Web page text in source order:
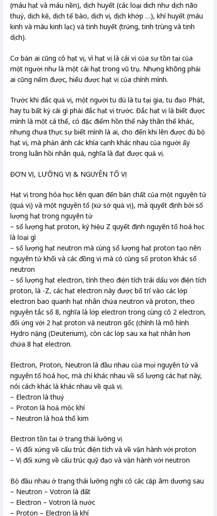
(máu hạt và máu nền), dịch huyết (các loại dich như dịch não
thuỷ, dịch kẽ, dịch tế bào, dịch vị, dịch khớp …), khí huyết (máu
kinh và máu kinh lạc) và tinh huyết (trứng, tinh trùng và tinh
dịch).
Cơ bản ai cũng có hạt vị, vì hạt vị là cái vị của sự tồn tại của
một người như là một cái hạt trong vũ trụ. Nhưng không phải
ai cũng nếm được, hiểu được hạt vị của chính mình.
Trước khi đắc quả vị, một người tu dù là tu tại gia, tu đạo Phật,
hay tu bất kỳ cái gì phải đắc hạt vị trước. Đắc hạt vị là biết được
mình là một cá thể, có đặc điểm hồn thế này thân thế khác,
nhưng chưa thực sự biết mình là ai, cho đến khi lên được đủ bộ
hạt vị, mà phản ánh các khía cạnh khác nhau của người ấy
trong luân hồi nhân quả, nghĩa là đạt được quả vị.
ĐƠN VỊ, LƯỠNG VỊ & NGUYÊN TỐ VỊ
Hạt vị trong hóa học liên quan đến bản chất của một nguyên tử
(quả vị) và một nguyên tố (xứ sở quả vị), mà quyết định bởi số
lượng hạt trong nguyên tử
– số lượng hạt proton, ký hiệu Z quyết định nguyên tố hoá học
là loại gì
– số lượng hạt neutron mà cùng số lượng hạt proton tạo nên
nguyên tử khối và các đồng vị mà có cùng số proton khác số
neutron
– số lượng hạt electron, tính theo điện tích trái dấu với điện tích
proton, là -Z, các hạt electron này được bố trí vào các lớp
electron bao quanh hạt nhân chứa neutron và proton, theo
nguyên tắc số 8, nghĩa là lớp electron trong cùng có 2 electron,
đối ứng với 2 hạt proton và neutron gốc (chính là mô hình
Hydro nặng (Deuterium), còn các lớp sau xa hạt nhân hơn
chứa 8 hạt electron.
Electron, Proton, Neutron là đầu nhau của mọi nguyên tử và
nguyên tố hoá học, mà chỉ khác nhau về số lượng các hạt này,
nói cách khác là khác nhau về quả vị.
– Electron là thuỷ
– Proton là hoả mộc khí
– Neutron là hoả thổ kim
Electron tồn tại ở trạng thái lưỡng vị
– Vị đối xứng về cấu trúc điện tích và về vận hành với proton
– Vị đối xứng về cấu trúc quỹ đạo và vận hành với neutron
Bộ đầu nhau ở trạng thái lưỡng nghi có các cặp âm dương sau
– Neutron – Votron là đất
– Electron – Votron là nước
– Proton – Electron là khí